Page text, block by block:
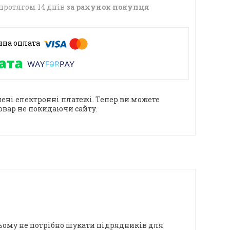
14 днів за рахунок покупця
електронні платежі. Тепер ви можете
не покидаючи сайту.
не потрібно шукати підрядників для